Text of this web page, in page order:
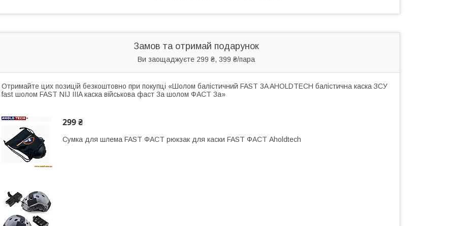
Замов та отримай подарунок
Ви заощаджуєте 299 ₴, 399 ₴/пара
Отримайте цих позицій безкоштовно при покупці «Шолом балістичний FAST 3A AHOLDTECH балістична каска ЗСУ
fast шолом FAST NIJ IIIA каска військова фаст 3а шолом ФАСТ 3а»
299 ₴
Сумка для шлема FAST ФАСТ рюкзак для каски FAST ФАСТ Aholdtech